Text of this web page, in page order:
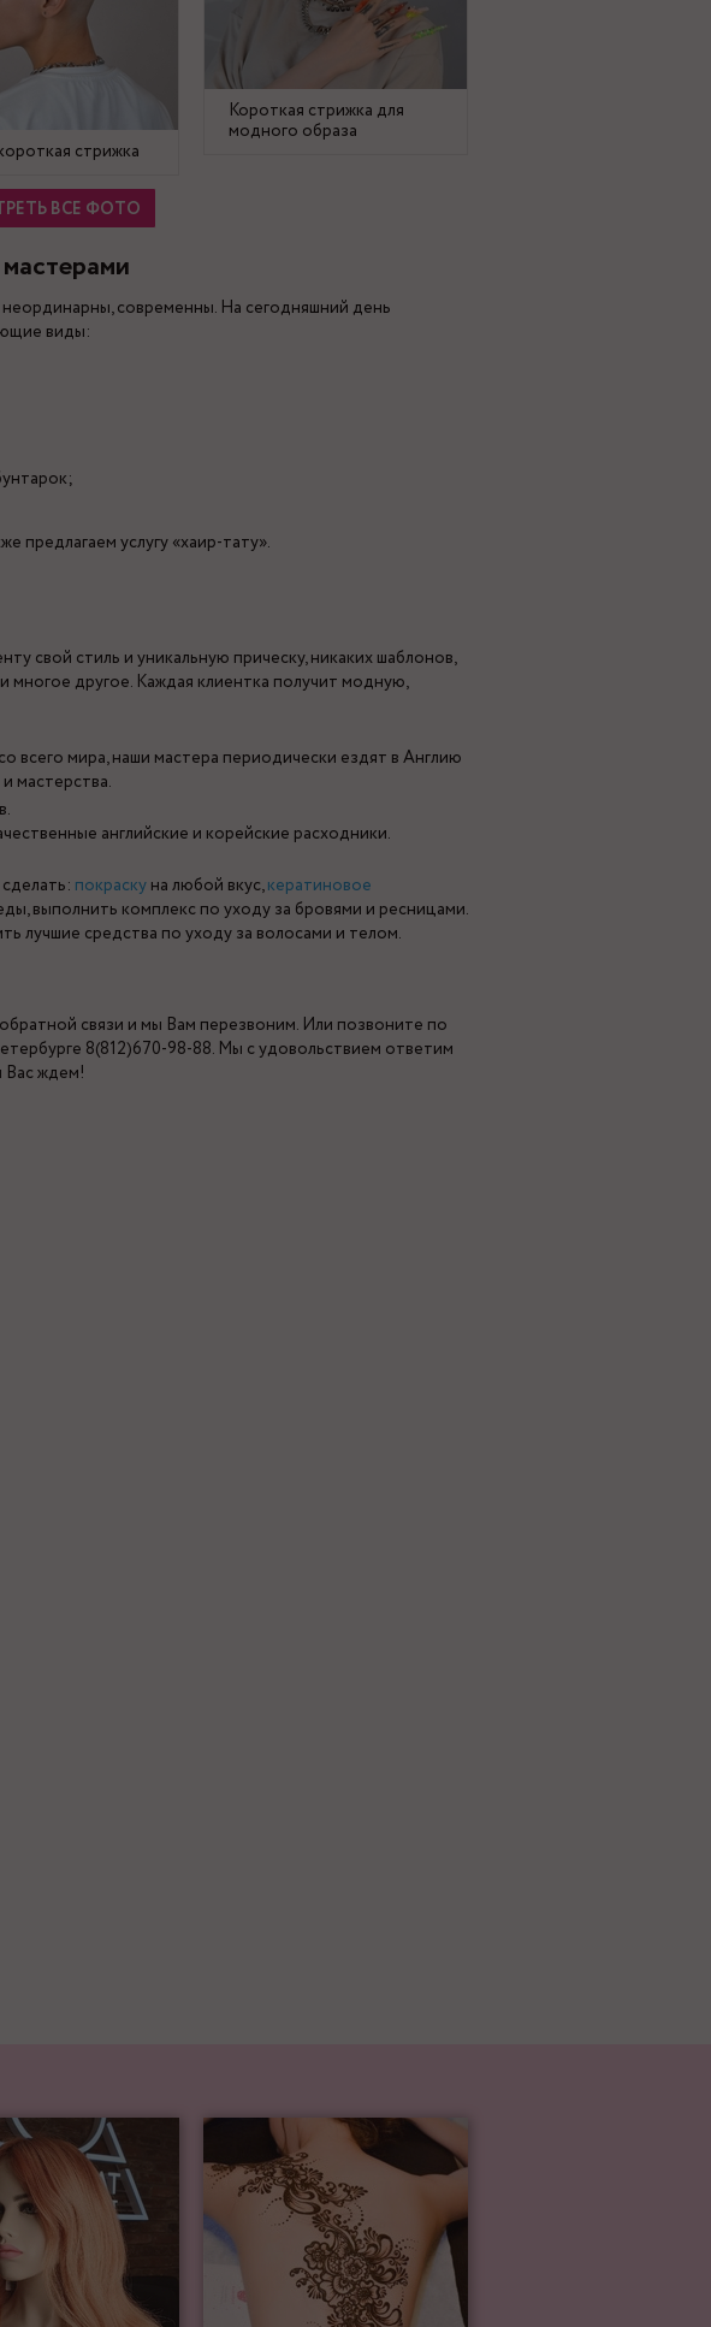
Короткая стрижка для
модного образа
стрижка
ВСЕ ФОТО
современны. На сегодняшний день
виды:
предлагаем услугу «хаир-тату».
свой стиль и уникальную прическу, никаких шаблонов,
многое другое. Каждая клиентка получит модную,
всего мира, наши мастера периодически ездят в Англию
мастерства.
английские и корейские расходники.
покраску на любой вкус,кератиновое
выполнить комплекс по уходу за бровями и ресницами.
лучшие средства по уходу за волосами и телом.
связи и мы Вам перезвоним. Или позвоните по
8(812)670-98-88. Мы с удовольствием ответим
Вас ждем!